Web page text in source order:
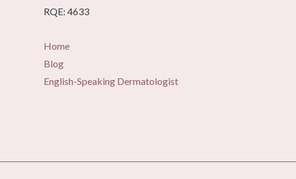
RQE: 4633
Home
Blog
English-Speaking Dermatologist